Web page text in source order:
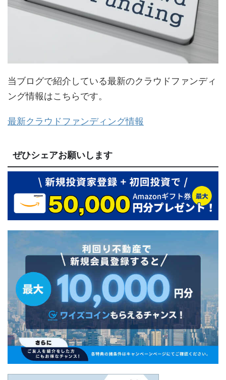
当ブログで紹介している最新のクラウドファンディ
ング情報はこちらです。
最新クラウドファンディング情報
ぜひシェアお願いします